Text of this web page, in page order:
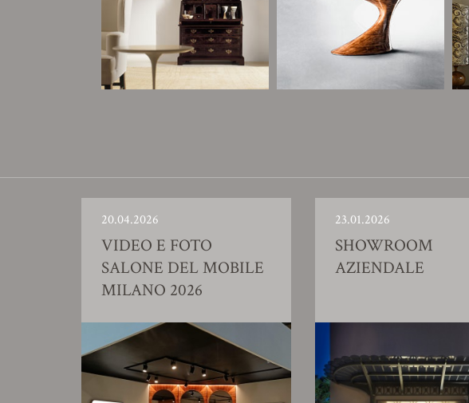
20.04.2026
VIDEO E FOTO
SALONE DEL MOBILE
MILANO 2026
23.01.2026
SHOWROOM
AZIENDALE